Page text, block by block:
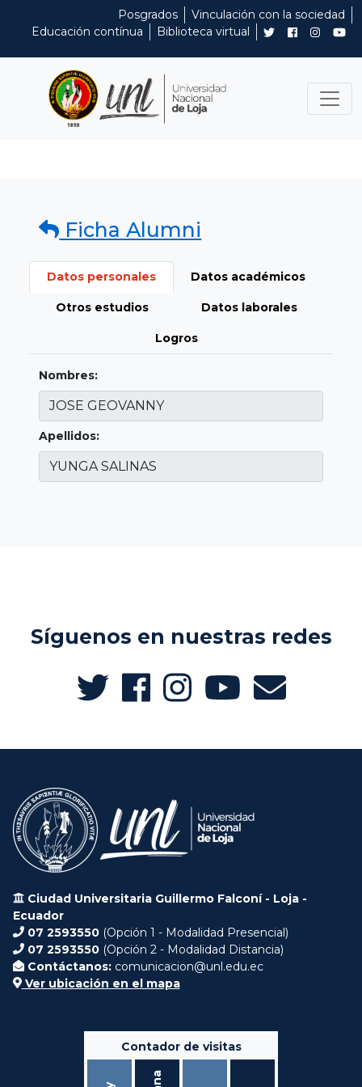
Posgrados
Vinculación con la sociedad
Educación contínua
Biblioteca virtual
Ficha Alumni
Datos personales Datos académicos
Otros estudios Datos laborales
Logros
Nombres:
Apellidos:
Síguenos en nuestras redes
Ciudad Universitaria Guillermo Falconí - Loja -
Ecuador
07 2593550 (Opción 1 - Modalidad Presencial)
07 2593550 (Opción 2 - Modalidad Distancia)
Contáctanos: comunicacion@unl.edu.ec
Ver ubicación en el mapa
Contador de visitas